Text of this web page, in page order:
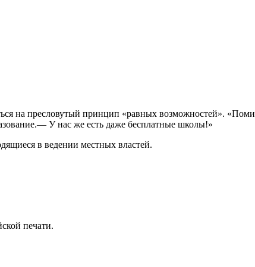
на пресловутый принцип «равных возможностей».
У нас же есть даже бесплатные школы!»
в ведении местных властей.
печати.